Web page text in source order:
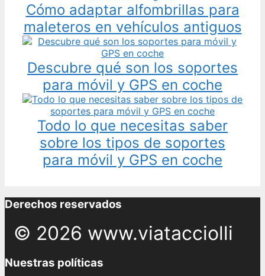
Cómo adaptar alfombrillas para
maleteros en vehículos antiguos
Descubre qué son los soportes
para móvil y GPS en coche
Todo lo que necesitas saber
sobre los tipos de soportes
para móvil y GPS en coche
Derechos reservados
© 2026 www.viatacciolli
Nuestras políticas